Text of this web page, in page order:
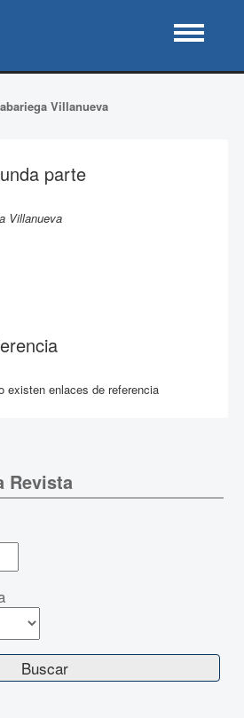
Villanueva
parte
Villanueva
existen enlaces de referencia
Revista